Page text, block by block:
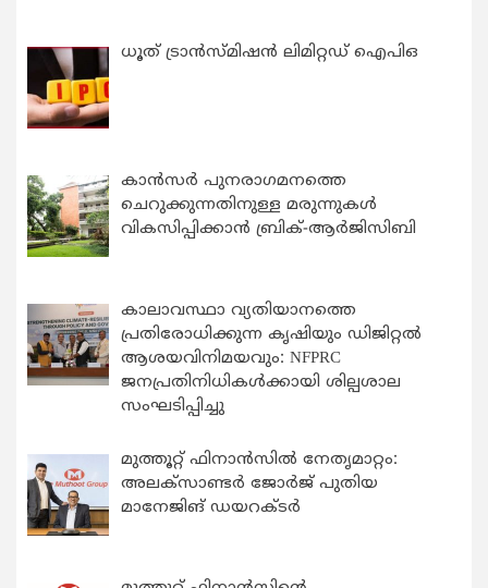
ധൂത് ട്രാൻസ്മിഷൻ ലിമിറ്റഡ് ഐപിഒ
കാന്‍സര്‍ പുനരാഗമനത്തെ
ചെറുക്കുന്നതിനുള്ള മരുന്നുകള്‍
വികസിപ്പിക്കാന്‍ ബ്രിക്-ആര്‍ജിസിബി
കാലാവസ്ഥാ വ്യതിയാനത്തെ
പ്രതിരോധിക്കുന്ന കൃഷിയും ഡിജിറ്റൽ
ആശയവിനിമയവും: NFPRC
ജനപ്രതിനിധികൾക്കായി ശില്പശാല
സംഘടിപ്പിച്ചു
മുത്തൂറ്റ് ഫിനാൻസിൽ നേതൃമാറ്റം:
അലക്സാണ്ടർ ജോർജ് പുതിയ
മാനേജിങ് ഡയറക്ടർ